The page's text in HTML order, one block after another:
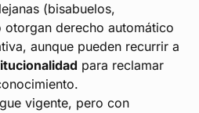
(bisabuelos,
otorgan derecho automático
aunque pueden recurrir a
para reclamar
vigente, pero con